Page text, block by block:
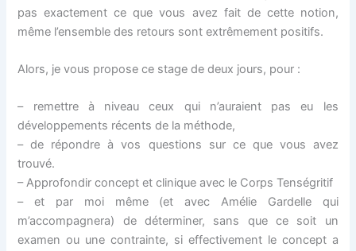
pas exactement ce que vous avez fait de cette notion,
même l’ensemble des retours sont extrêmement positifs.
Alors, je vous propose ce stage de deux jours, pour :
– remettre à niveau ceux qui n’auraient pas eu les
développements récents de la méthode,
– de répondre à vos questions sur ce que vous avez
trouvé.
– Approfondir concept et clinique avec le Corps Tenségritif
– et par moi même (et avec Amélie Gardelle qui
m’accompagnera) de déterminer, sans que ce soit un
examen ou une contrainte, si effectivement le concept a